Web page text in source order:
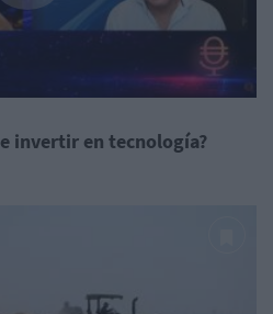
invertir en tecnología?